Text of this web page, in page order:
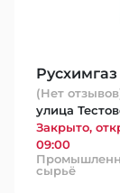
Русхимгаз
(Нет
улица
Закрыто,
09:00
сырьё